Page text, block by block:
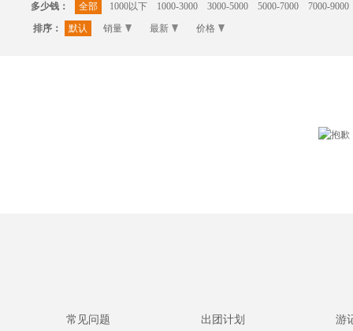
多少钱： 全部 1000以下 1000-3000 3000-5000 5000-7000
7000-9000
排序：
默认 销量 最新 价格
常见问题
出团计划
游